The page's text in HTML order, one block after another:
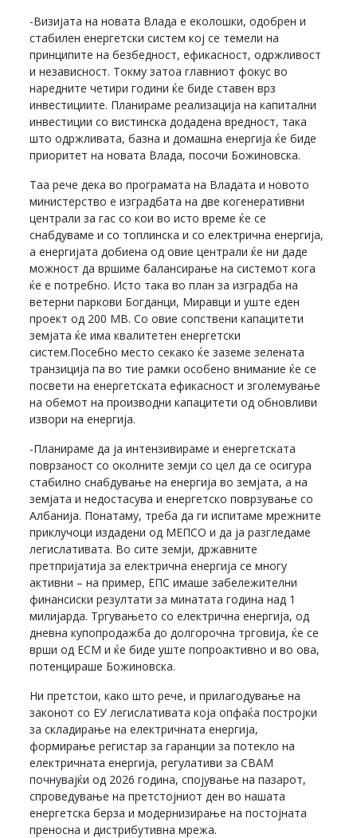
-Визијата на новата Влада е еколошки, одобрен и
стабилен енергетски систем кој се темели на
принципите на безбедност, ефикасност, одржливост
и независност. Токму затоа главниот фокус во
наредните четири години ќе биде ставен врз
инвестициите. Планираме реализација на капитални
инвестиции со вистинска додадена вредност, така
што одржливата, базна и домашна енергија ќе биде
приоритет на новата Влада, посочи Божиновска.
Таа рече дека во програмата на Владата и новото
министерство е изградбата на две когенеративни
централи за гас со кои во исто време ќе се
снабдуваме и со топлинска и со електрична енергија,
а енергијата добиена од овие централи ќе ни даде
можност да вршиме балансирање на системот кога
ќе е потребно. Исто така во план за изградба на
ветерни паркови Богданци, Миравци и уште еден
проект од 200 МВ. Со овие сопствени капацитети
земјата ќе има квалитетен енергетски
систем.Посебно место секако ќе заземе зелената
транзиција па во тие рамки особено внимание ќе се
посвети на енергетската ефикасност и зголемување
на обемот на производни капацитети од обновливи
извори на енергија.
-Планираме да ја интензивираме и енергетската
поврзаност со околните земји со цел да се осигура
стабилно снабдување на енергија во земјата, а на
земјата и недостасува и енергетско поврзување со
Албанија. Понатаму, треба да ги испитаме мрежните
приклучоци издадени од МЕПСО и да ја разгледаме
легислативата. Во сите земји, државните
претпријатија за електрична енергија се многу
активни – на пример, ЕПС имаше забележителни
финансиски резултати за минатата година над 1
милијарда. Тргувањето со електрична енергија, од
дневна купопродажба до долгорочна трговија, ќе се
врши од ЕСМ и ќе биде уште попроактивно и во ова,
потенцираше Божиновска.
Ни претстои, како што рече, и прилагодување на
законот со ЕУ легислативата која опфаќа постројки
за складирање на електричната енергија,
формирање регистар за гаранции за потекло на
електричната енергија, регулативи за CBAM
почнувајќи од 2026 година, спојување на пазарот,
спроведување на претстојниот ден во нашата
енергетска берза и модернизирање на постојната
преносна и дистрибутивна мрежа.